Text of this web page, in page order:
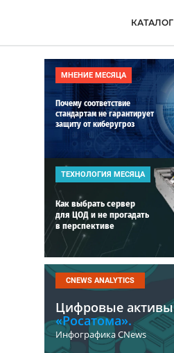
КАТАЛОГ
МНЕНИЕ МЕСЯЦА
Почему соответствие
стандартам не гарантирует
защиту от киберугроз
ТЕХНОЛОГИЯ МЕСЯЦА
Как выбрать сервер
для ЦОД и не прогадать
в перспективе
CNEWS ANALYTICS
Цифровые активы
«Росатома».
Инфографика CNews